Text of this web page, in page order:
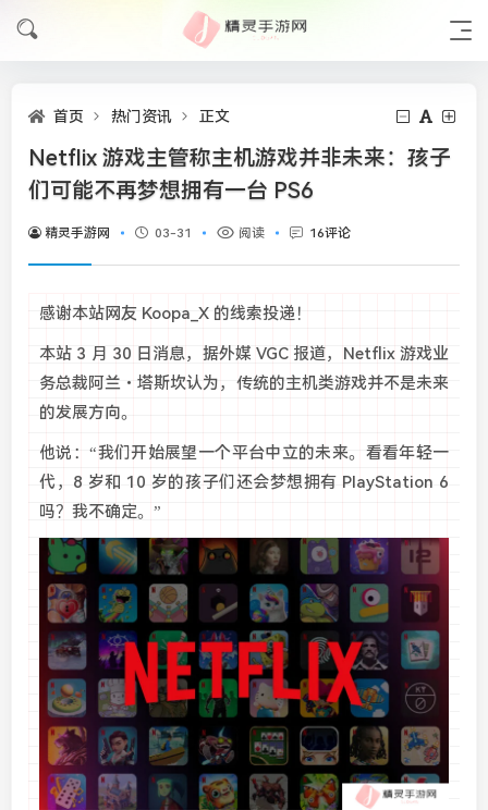
首页 热门资讯 正文
Netflix 游戏主管称主机游戏并非未来：孩子
们可能不再梦想拥有一台 PS6
精灵手游网 03-31 阅读 16评论
感谢本站网友 Koopa_X 的线索投递！
本站 3 月 30 日消息，据外媒 VGC 报道，Netflix 游戏业
务总裁阿兰・塔斯坎认为，传统的主机类游戏并不是未来
的发展方向。
他说：“我们开始展望一个平台中立的未来。看看年轻一
代，8 岁和 10 岁的孩子们还会梦想拥有 PlayStation 6
吗？我不确定。”